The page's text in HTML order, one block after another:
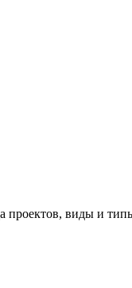
проектов, виды и